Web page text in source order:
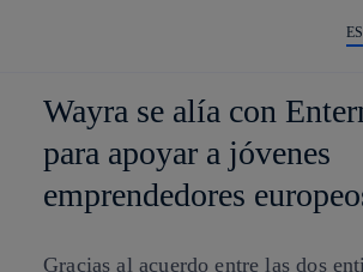
La ES
Wayra se alía con
para apoyar a jóvenes
emprendedores
Gracias al acuerdo entre las dos